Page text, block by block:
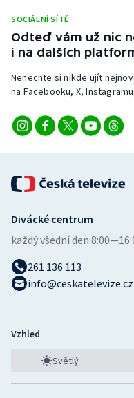
Sportovní střelba
Stolní tenis
Triatlon
Vodní slalom
Volejbal
SOCIÁLNÍ SÍTĚ
Odteď vám už nic
i na dalších
Nenechte si nikde ujít
na Facebooku, X,
Divácké centrum
každý všední den:
261 136 113
info@ceskatelevize.cz
Vzhled
Světlý